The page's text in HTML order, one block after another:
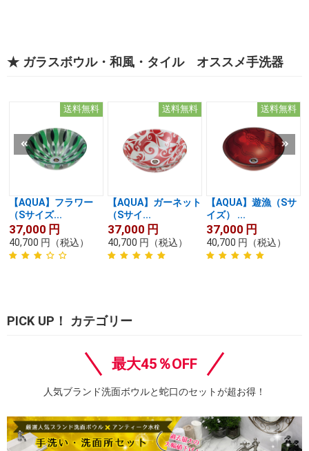
★ ガラスボウル・和風・タイル オススメ手洗器
送料無料
【AQUA】フラワー
（Sサイズ...
37,000 円
40,700 円 （税込）
送料無料
【AQUA】ガーネット
（Sサイ...
37,000 円
40,700 円 （税込）
送料無料
【AQUA】遊漁（Sサ
イズ） ...
37,000 円
40,700 円 （税込）
PICK UP！ カテゴリー
最大45％OFF
人気ブランド洗面ボウルと蛇口のセットが超お得！